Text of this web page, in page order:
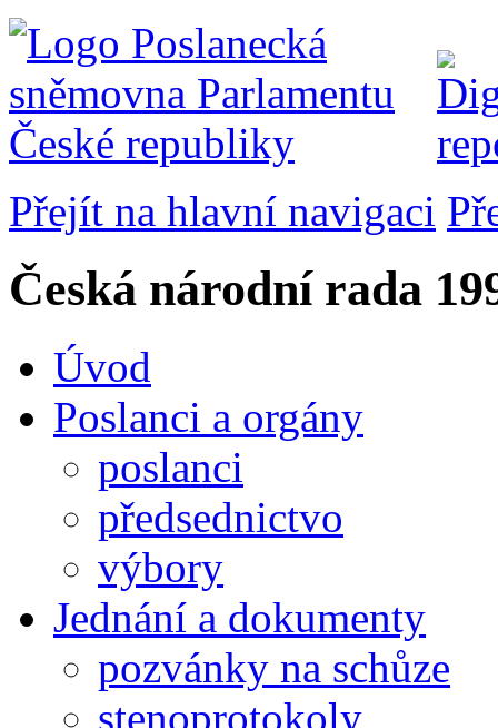
Přejít na hlavní navigaci
Česká národní rada
Úvod
Poslanci a orgány
poslanci
předsednictvo
výbory
Jednání a dokumenty
pozvánky na schůze
stenoprotokoly